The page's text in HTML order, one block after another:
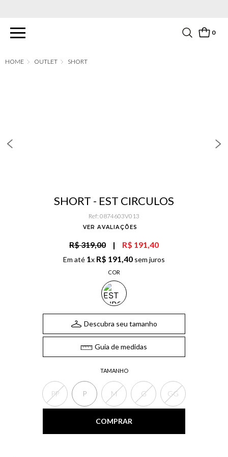
0
OUTLET SHORT
SHORT - EST CIRCULOS
Ref: 0874603V013
VER AVALIAÇÕES
R$ 319,00 | R$ 191,40
Em até 1x R$ 191,40 sem juros
COR
TAMANHO
PP P M G GG
Descubra seu tamanho
Guia de medidas
COMPRAR